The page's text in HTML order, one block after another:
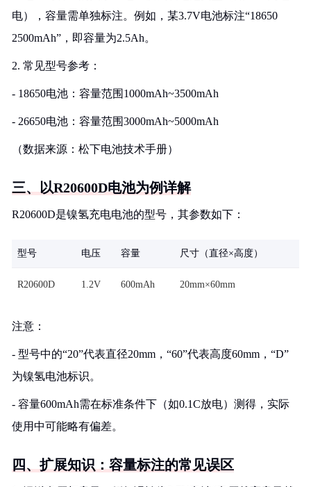
电），容量需单独标注。例如，某3.7V电池标注“18650
2500mAh”，即容量为2.5Ah。
2. 常见型号参考：
- 18650电池：容量范围1000mAh~3500mAh
- 26650电池：容量范围3000mAh~5000mAh
（数据来源：松下电池技术手册）
三、以R20600D电池为例详解
R20600D是镍氢充电电池的型号，其参数如下：
型号 电压 容量 尺寸（直径×高度）
R20600D 1.2V 600mAh 20mm×60mm
注意：
- 型号中的“20”代表直径20mm，“60”代表高度60mm，“D”
为镍氢电池标识。
- 容量600mAh需在标准条件下（如0.1C放电）测得，实际
使用中可能略有偏差。
四、扩展知识：容量标注的常见误区